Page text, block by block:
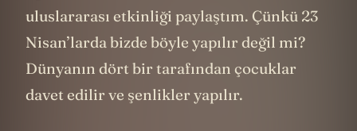
uluslararası etkinliği paylaştım. Çünkü 23
Nisan’larda bizde böyle yapılır değil mi?
Dünyanın dört bir tarafından çocuklar
davet edilir ve şenlikler yapılır.